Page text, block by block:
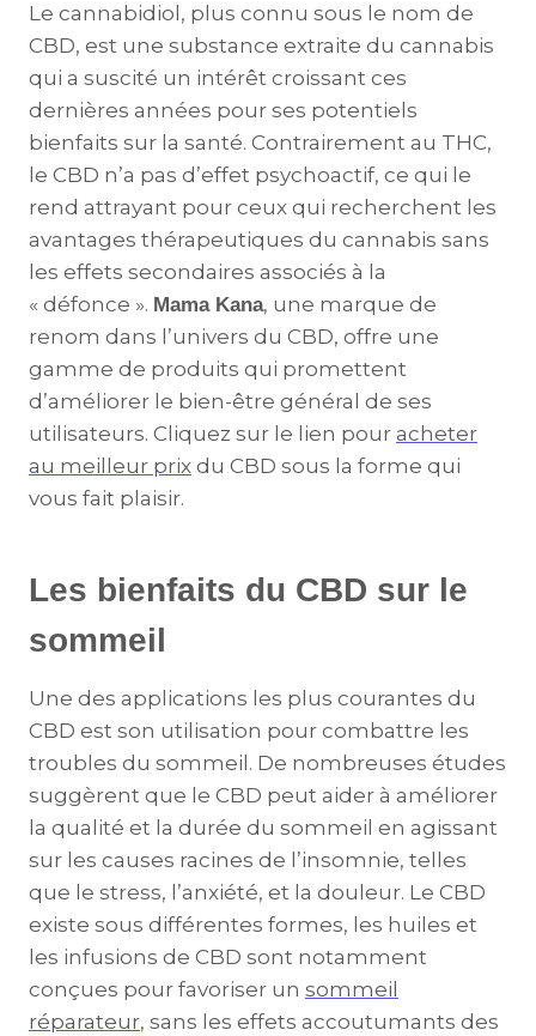
Le cannabidiol, plus connu sous le nom de
CBD, est une substance extraite du cannabis
qui a suscité un intérêt croissant ces
dernières années pour ses potentiels
bienfaits sur la santé. Contrairement au THC,
le CBD n’a pas d’effet psychoactif, ce qui le
rend attrayant pour ceux qui recherchent les
avantages thérapeutiques du cannabis sans
les effets secondaires associés à la
« défonce ». Mama Kana, une marque de
renom dans l’univers du CBD, offre une
gamme de produits qui promettent
d’améliorer le bien-être général de ses
utilisateurs. Cliquez sur le lien pour acheter
au meilleur prix du CBD sous la forme qui
vous fait plaisir.
Les bienfaits du CBD sur le
sommeil
Une des applications les plus courantes du
CBD est son utilisation pour combattre les
troubles du sommeil. De nombreuses études
suggèrent que le CBD peut aider à améliorer
la qualité et la durée du sommeil en agissant
sur les causes racines de l’insomnie, telles
que le stress, l’anxiété, et la douleur. Le CBD
existe sous différentes formes, les huiles et
les infusions de CBD sont notamment
conçues pour favoriser un sommeil
réparateur, sans les effets accoutumants des